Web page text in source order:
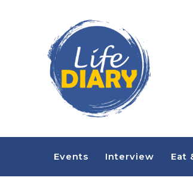
Events Interview Eat